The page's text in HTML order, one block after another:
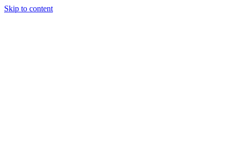
Skip to content